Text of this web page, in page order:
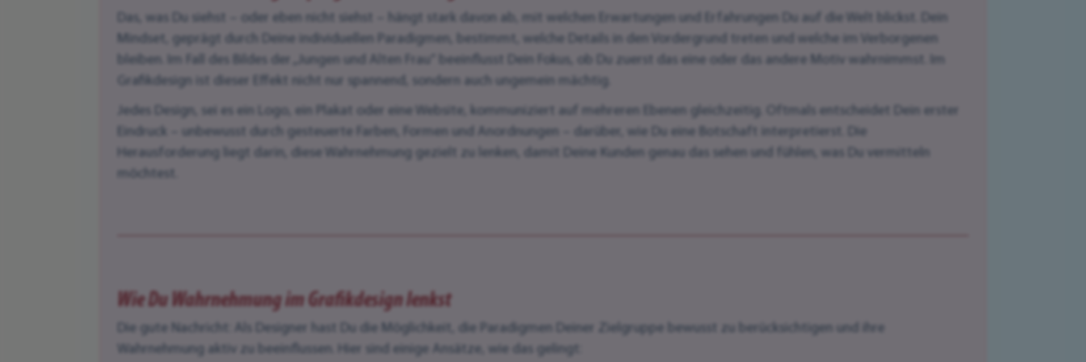
Das, was Du siehst – oder eben nicht siehst – hängt stark davon ab, mit welchen Erwartungen und Erfahrungen Du auf die Welt blickst. Dein
Mindset, geprägt durch Deine individuellen Paradigmen, bestimmt, welche Details in den Vordergrund treten und welche im Verborgenen
bleiben. Im Fall des Bildes der „Jungen und Alten Frau“ beeinflusst Dein Fokus, ob Du zuerst das eine oder das andere Motiv wahrnimmst. Im
Grafikdesign ist dieser Effekt nicht nur spannend, sondern auch ungemein mächtig.
Jedes Design, sei es ein Logo, ein Plakat oder eine Website, kommuniziert auf mehreren Ebenen gleichzeitig. Oftmals entscheidet Dein erster
Eindruck – unbewusst durch gesteuerte Farben, Formen und Anordnungen – darüber, wie Du eine Botschaft interpretierst. Die
Herausforderung liegt darin, diese Wahrnehmung gezielt zu lenken, damit Deine Kunden genau das sehen und fühlen, was Du vermitteln
möchtest.
Wie Du Wahrnehmung im Grafikdesign lenkst
Die gute Nachricht: Als Designer hast Du die Möglichkeit, die Paradigmen Deiner Zielgruppe bewusst zu berücksichtigen und ihre
Wahrnehmung aktiv zu beeinflussen. Hier sind einige Ansätze, wie das gelingt: